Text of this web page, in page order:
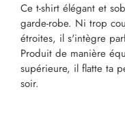
Ce t-shirt élégant et
garde-robe. Ni trop
étroites, il s'intègre
Produit de manière
supérieure, il flatte ta
soir.